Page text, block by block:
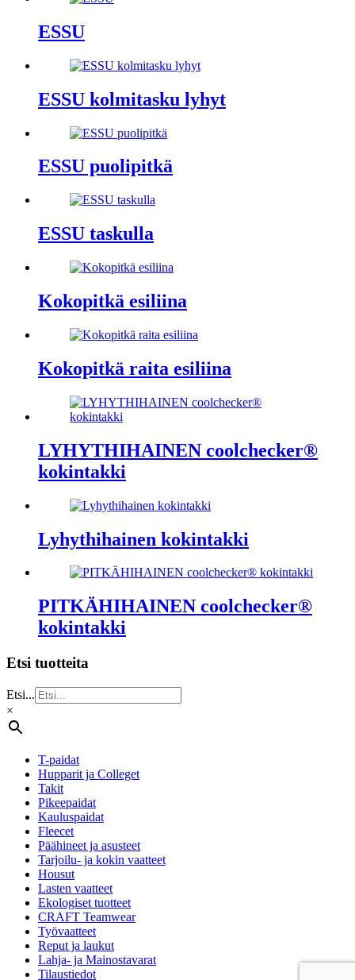
ESSU
ESSU kolmitasku lyhyt
ESSU puolipitkä
ESSU taskulla
Kokopitkä esiliina
Kokopitkä raita esiliina
LYHYTHIHAINEN coolchecker®
kokintakki
Lyhythihainen kokintakki
PITKÄHIHAINEN coolchecker®
kokintakki
Etsi tuotteita
Etsi...
×
T-paidat
Hupparit ja Colleget
Takit
Pikeepaidat
Kauluspaidat
Fleecet
Päähineet ja asusteet
Tarjoilu- ja kokin vaatteet
Housut
Lasten vaatteet
Ekologiset tuotteet
CRAFT Teamwear
Työvaatteet
Reput ja laukut
Lahja- ja Mainostavarat
Tilaustiedot